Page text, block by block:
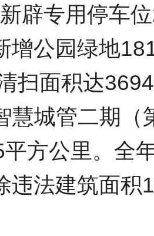
辟专用停车
增公园绿地
扫面积达
慧城管二期（
方公里。全
违法建筑面积